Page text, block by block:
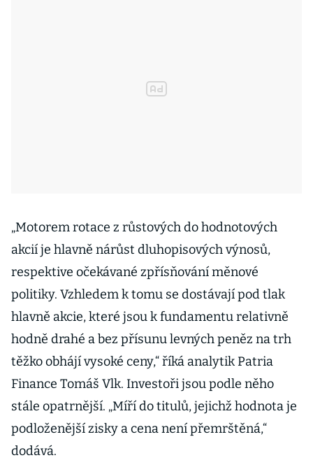
„Motorem rotace z růstových do hodnotových
akcií je hlavně nárůst dluhopisových výnosů,
respektive očekávané zpřísňování měnové
politiky. Vzhledem k tomu se dostávají pod tlak
hlavně akcie, které jsou k fundamentu relativně
hodně drahé a bez přísunu levných peněz na trh
těžko obhájí vysoké ceny,“ říká analytik Patria
Finance Tomáš Vlk. Investoři jsou podle něho
stále opatrnější. „Míří do titulů, jejichž hodnota je
podloženější zisky a cena není přemrštěná,“
dodává.